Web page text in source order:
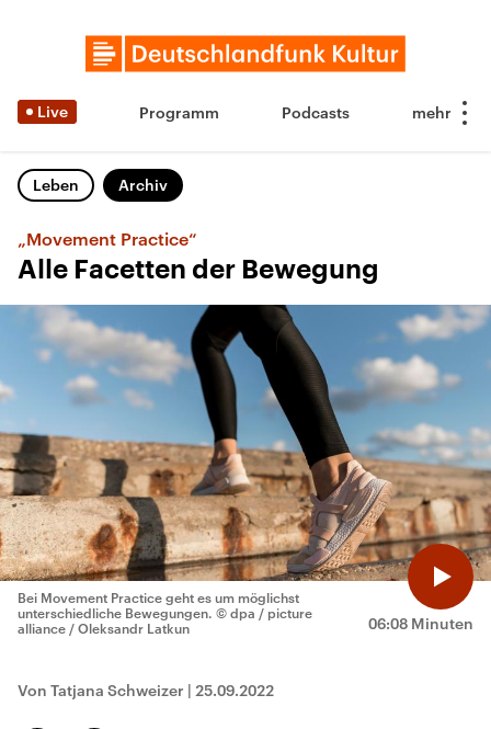
Live Programm Podcasts
Leben Archiv
„Movement Practice“
Alle Facetten der Bewegung
06:08 Minuten
Bei Movement Practice geht es um möglichst
unterschiedliche Bewegungen. © dpa / picture
alliance / Oleksandr Latkun
Von Tatjana Schweizer | 25.09.2022